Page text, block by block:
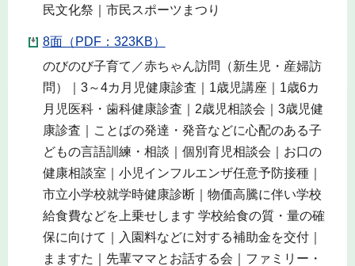
民文化祭｜市民スポーツまつり
8面（PDF：323KB）
のびのび子育て／赤ちゃん訪問（新生児・産婦訪
問）｜3～4カ月児健康診査｜1歳児講座｜1歳6カ
月児医科・歯科健康診査｜2歳児相談会｜3歳児健
康診査｜ことばの発達・発音などに心配のある子
どもの言語訓練・相談｜個別育児相談会｜お口の
健康相談室｜小児インフルエンザ任意予防接種｜
市立小学校就学時健康診断｜物価高騰に伴い学校
給食費などを上乗せします 学校給食の質・量の確
保に向けて｜入園料などに対する補助金を交付｜
まますた｜先輩ママとお話する会｜ファミリー・